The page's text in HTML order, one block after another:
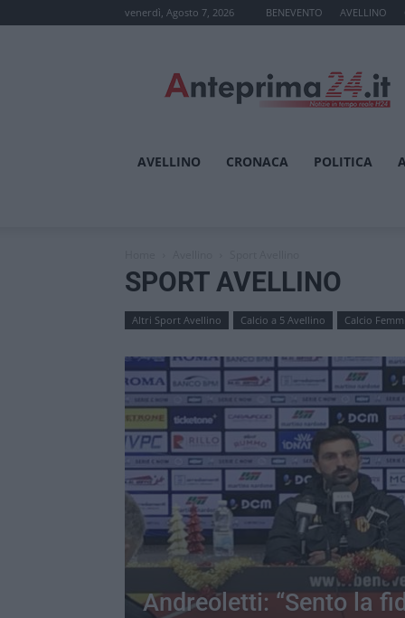
venerdì, Agosto 7, 2026 BENEVENTO AVELLINO
AVELLINO CRONACA POLITICA
SPORT AVELLINO
Altri Sport Avellino Calcio a 5 Avellino Calcio
Andreoletti: “Sento la